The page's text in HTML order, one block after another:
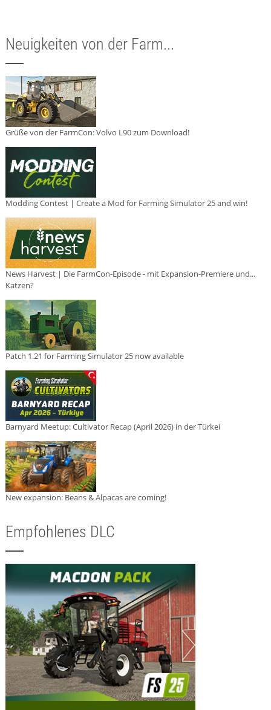
Neuigkeiten von der Farm...
Grüße von der FarmCon: Volvo L90 zum Download!
Modding Contest | Create a Mod for Farming Simulator 25 and win!
News Harvest | Die FarmCon-Episode - mit Expansion-Premiere und...
Katzen?
Patch 1.21 for Farming Simulator 25 now available
Barnyard Meetup: Cultivator Recap (April 2026) in der Türkei
New expansion: Beans & Alpacas are coming!
Empfohlenes DLC